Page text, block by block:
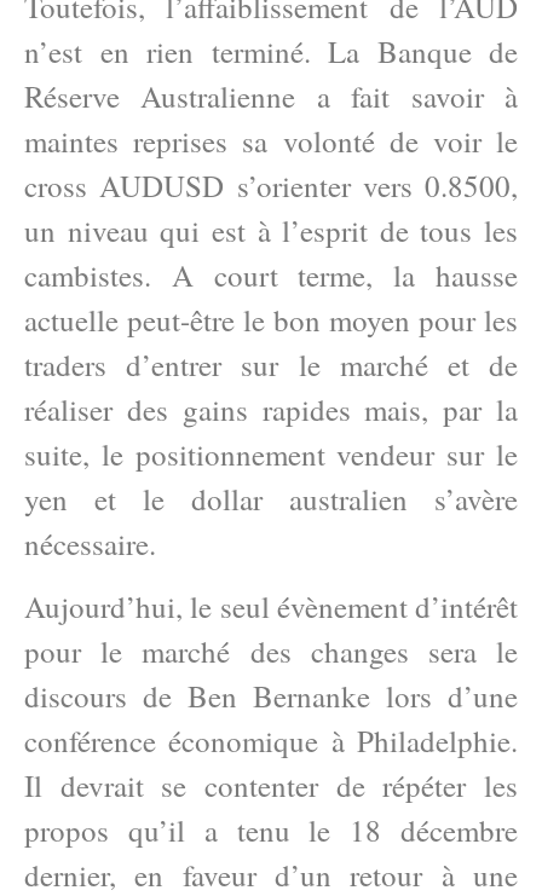
n’est en rien terminé. La Banque de
Réserve Australienne a fait savoir à
maintes reprises sa volonté de voir le
cross AUDUSD s’orienter vers 0.8500,
un niveau qui est à l’esprit de tous les
cambistes. A court terme, la hausse
actuelle peut-être le bon moyen pour les
traders d’entrer sur le marché et de
réaliser des gains rapides mais, par la
suite, le positionnement vendeur sur le
yen et le dollar australien s’avère
nécessaire.
Aujourd’hui, le seul évènement d’intérêt
pour le marché des changes sera le
discours de Ben Bernanke lors d’une
conférence économique à Philadelphie.
Il devrait se contenter de répéter les
propos qu’il a tenu le 18 décembre
dernier, en faveur d’un retour à une